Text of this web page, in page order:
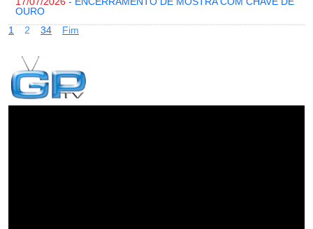
OURO
1
2 34 Fim